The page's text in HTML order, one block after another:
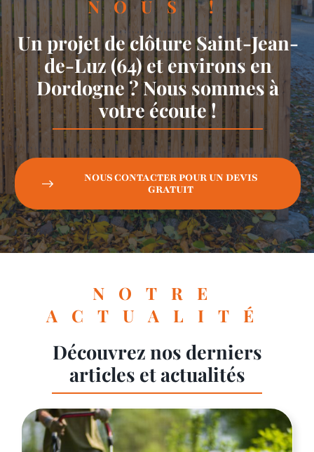
NOUS !
Un projet de clôture Saint-Jean-
de-Luz (64) et environs en
Dordogne ? Nous sommes à
votre écoute !
NOUS CONTACTER POUR UN DEVIS
GRATUIT
NOTRE
ACTUALITÉ
Découvrez nos derniers
articles et actualités